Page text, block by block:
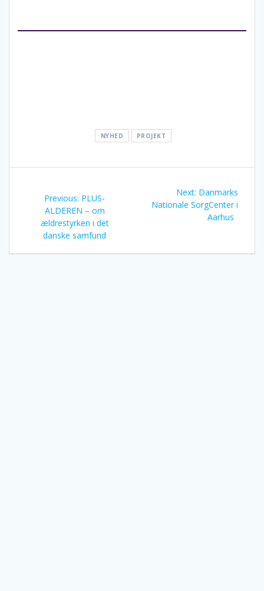
NYHED PROJEKT
navigation
Previous: Previous
post:
PLUS-
ALDEREN – om
ældrestyrken i det
danske samfund
Next: Next
post:
Danmarks
Nationale SorgCenter i
Aarhus